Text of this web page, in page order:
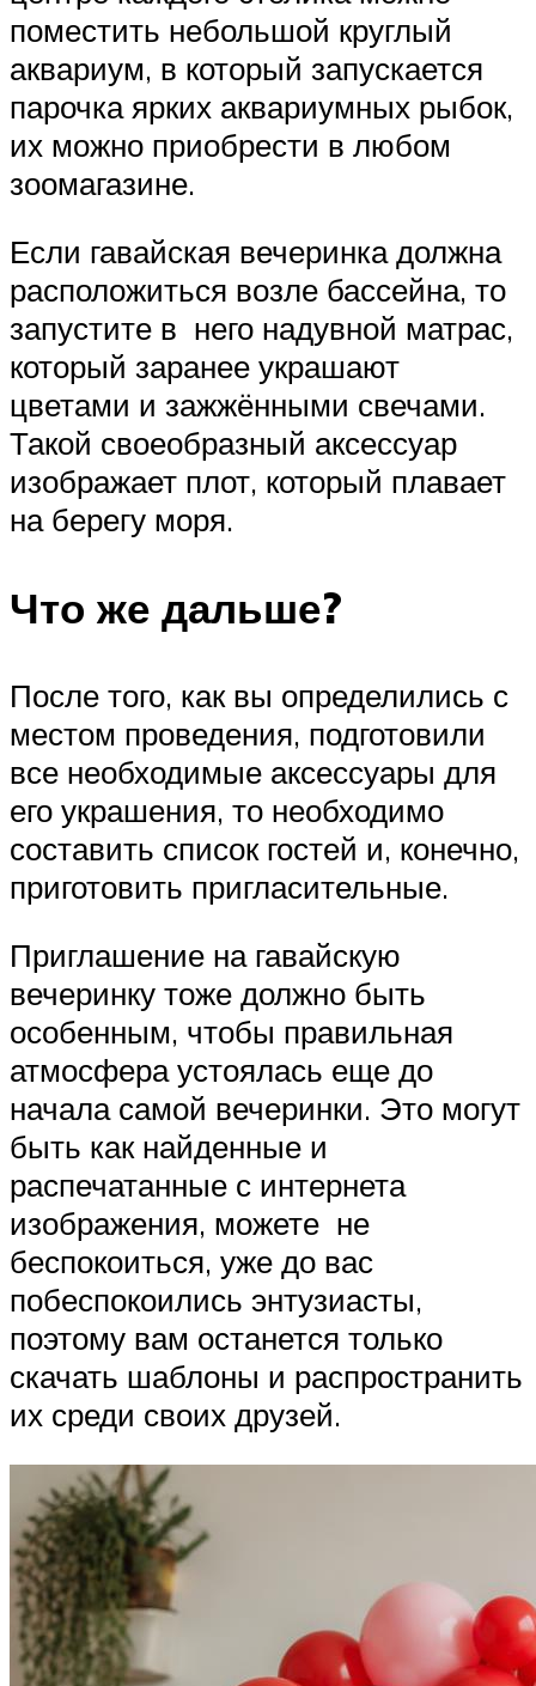
поместить небольшой круглый
аквариум, в который запускается
парочка ярких аквариумных рыбок,
их можно приобрести в любом
зоомагазине.
Если гавайская вечеринка должна
расположиться возле бассейна, то
запустите в него надувной матрас,
который заранее украшают
цветами и зажжёнными свечами.
Такой своеобразный аксессуар
изображает плот, который плавает
на берегу моря.
Что же дальше?
После того, как вы определились с
местом проведения, подготовили
все необходимые аксессуары для
его украшения, то необходимо
составить список гостей и, конечно,
приготовить пригласительные.
Приглашение на гавайскую
вечеринку тоже должно быть
особенным, чтобы правильная
атмосфера устоялась еще до
начала самой вечеринки. Это могут
быть как найденные и
распечатанные с интернета
изображения, можете не
беспокоиться, уже до вас
побеспокоились энтузиасты,
поэтому вам останется только
скачать шаблоны и распространить
их среди своих друзей.